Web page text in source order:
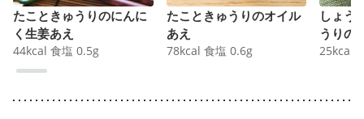
たこときゅうりのにんに
く生姜あえ
44kcal 食塩 0.5g
たこときゅうりのオイル
あえ
78kcal 食塩 0.6g
しょう
うりの
25kcal